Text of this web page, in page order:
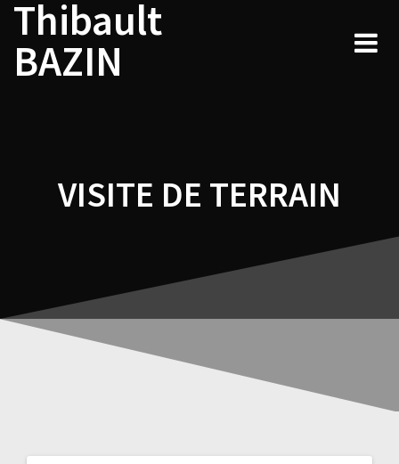
Skip
content
Thibault
BAZIN
VISITE DE TERRAIN
Navigation
de